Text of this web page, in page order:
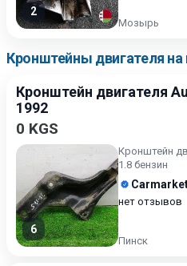
2
Мозырь
Кронштейны двигателя на
Кронштейн двигателя
1992
0 KGS
6
Кронштейн
1.8 бензин
нет отзывов
Пинск